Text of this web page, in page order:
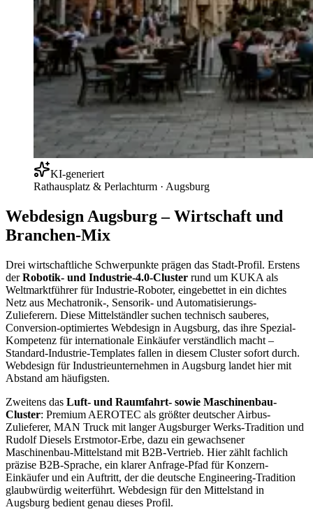
KI-generiert
Rathausplatz & Perlachturm · Augsburg
Webdesign Augsburg – Wirtschaft und
Branchen-Mix
Drei wirtschaftliche Schwerpunkte prägen das Stadt-Profil. Erstens
derRobotik- und Industrie-4.0-Cluster rund um KUKA als
Weltmarktführer für Industrie-Roboter, eingebettet in ein dichtes
Netz aus Mechatronik-, Sensorik- und Automatisierungs-
Zulieferern. Diese Mittelständler suchen technisch sauberes,
Conversion-optimiertes Webdesign in Augsburg, das ihre Spezial-
Kompetenz für internationale Einkäufer verständlich macht –
Standard-Industrie-Templates fallen in diesem Cluster sofort durch.
Webdesign für Industrieunternehmen in Augsburg landet hier mit
Abstand am häufigsten.
Zweitens das Luft- und Raumfahrt- sowie Maschinenbau-
Cluster: Premium AEROTEC als größter deutscher Airbus-
Zulieferer, MAN Truck mit langer Augsburger Werks-Tradition und
Rudolf Diesels Erstmotor-Erbe, dazu ein gewachsener
Maschinenbau-Mittelstand mit B2B-Vertrieb. Hier zählt fachlich
präzise B2B-Sprache, ein klarer Anfrage-Pfad für Konzern-
Einkäufer und ein Auftritt, der die deutsche Engineering-Tradition
glaubwürdig weiterführt. Webdesign für den Mittelstand in
Augsburg bedient genau dieses Profil.